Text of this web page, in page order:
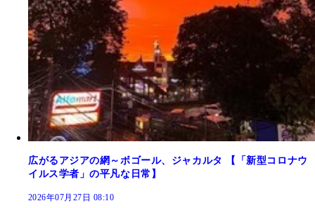
広がるアジアの網～ボゴール、ジャカルタ 【「新型コロナウ
イルス学者」の平凡な日常】
2026年07月27日 08:10